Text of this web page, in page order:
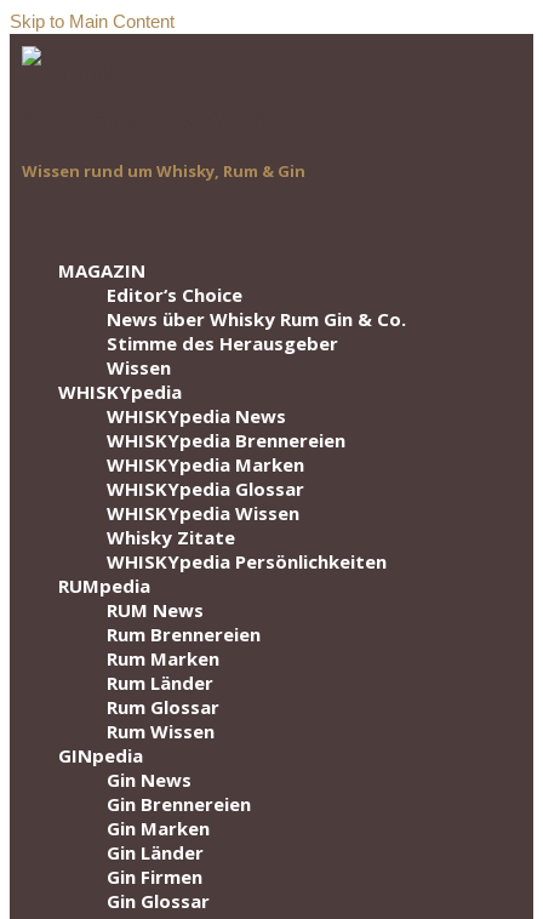
Skip to Main Content
Wissen rund um Whisky, Rum & Gin
MAGAZIN
Editor‘s Choice
News über Whisky Rum Gin & Co.
Stimme des Herausgeber
Wissen
WHISKYpedia
WHISKYpedia News
WHISKYpedia Brennereien
WHISKYpedia Marken
WHISKYpedia Glossar
WHISKYpedia Wissen
Whisky Zitate
WHISKYpedia Persönlichkeiten
RUMpedia
RUM News
Rum Brennereien
Rum Marken
Rum Länder
Rum Glossar
Rum Wissen
GINpedia
Gin News
Gin Brennereien
Gin Marken
Gin Länder
Gin Firmen
Gin Glossar